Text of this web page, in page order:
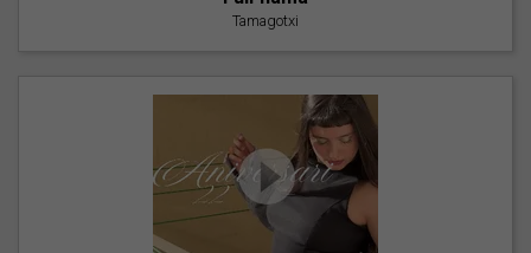
Tamagotxi